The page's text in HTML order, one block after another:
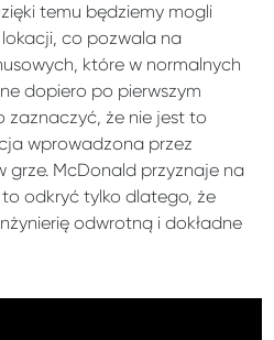
temu będziemy mogli
lokacji, co pozwala na
które w normalnych
dopiero po pierwszym
zaznaczyć, że nie jest to
wprowadzona przez
grze. McDonald przyznaje na
to odkryć tylko dlatego, że
odwrotną i dokładne